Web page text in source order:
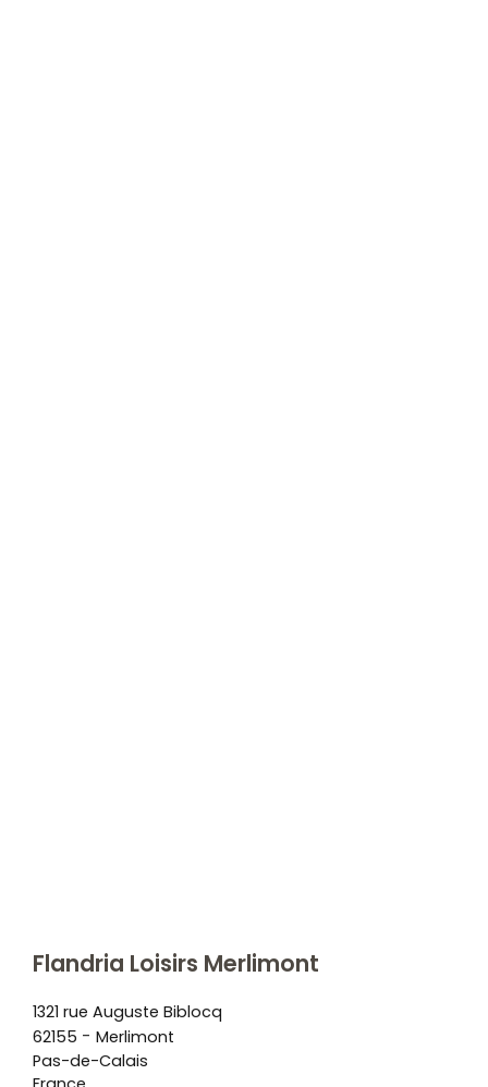
Flandria Loisirs Merlimont
1321 rue Auguste Biblocq
62155 - Merlimont
Pas-de-Calais